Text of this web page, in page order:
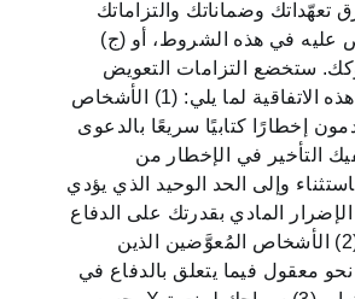
تعهّداتك وضماناتك والتزاماتك
عليه في هذه الشروط، أو (ج)
ستخضع التزامات التعويض
الخاصة بك بموجب هذه الاتفاقية لما يلي: (1) الأشخاص
إخطارًا كتابيًا سريعًا بالدعوى
التأخير في الإخطار من
وإلى الحد الوحيد الذي يؤدي
الإضرار المادي بقدرتك على الدفاع
عن هذه الدعوى، و(2) الأشخاص المُعوَّضين الذين
معقول فيما يتعلق بالدفاع في